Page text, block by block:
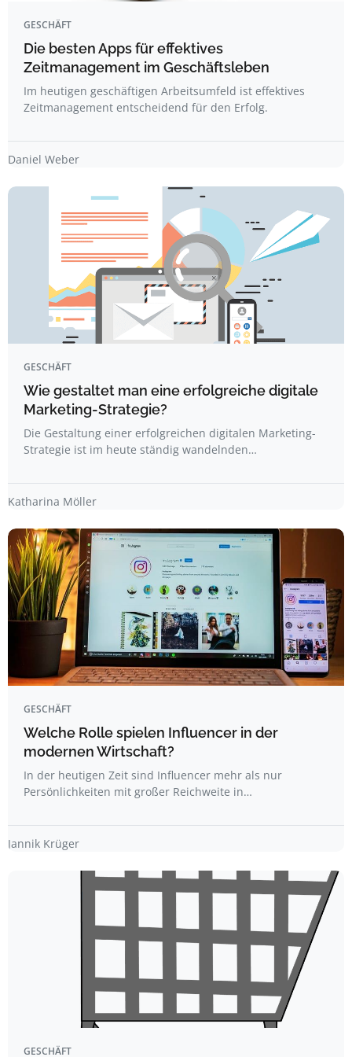
GESCHÄFT
Die besten Apps für effektives
Zeitmanagement im Geschäftsleben
Im heutigen geschäftigen Arbeitsumfeld ist effektives
Zeitmanagement entscheidend für den Erfolg.
Daniel Weber
GESCHÄFT
Wie gestaltet man eine erfolgreiche digitale
Marketing-Strategie?
Die Gestaltung einer erfolgreichen digitalen Marketing-
Strategie ist im heute ständig wandelnden…
Katharina Möller
GESCHÄFT
Welche Rolle spielen Influencer in der
modernen Wirtschaft?
In der heutigen Zeit sind Influencer mehr als nur
Persönlichkeiten mit großer Reichweite in…
Jannik Krüger
GESCHÄFT